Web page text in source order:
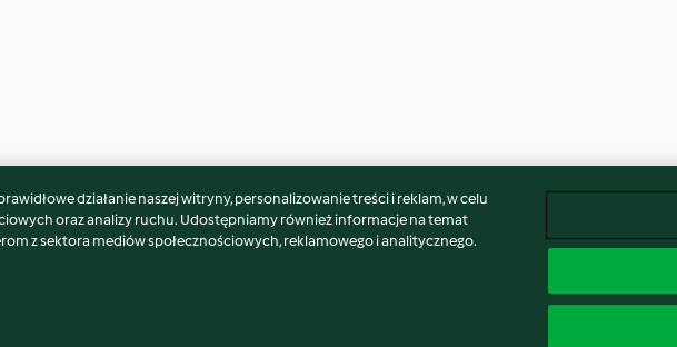
również...działanie naszej witryny, personalizowanie treści i reklam, w celu
oraz analizy ruchu. Udostępniamy również informacje na temat
z sektora mediów społecznościowych, reklamowego i analitycznego.